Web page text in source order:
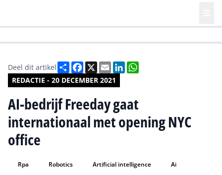
REDACTIE - 20 DECEMBER 2021
Deel dit artikel DeelFacebook
X EmailLinkedIn
AI-bedrijf Freeday gaat
internationaal met opening NYC
office
Rpa Robotics Artificial intelligence Ai